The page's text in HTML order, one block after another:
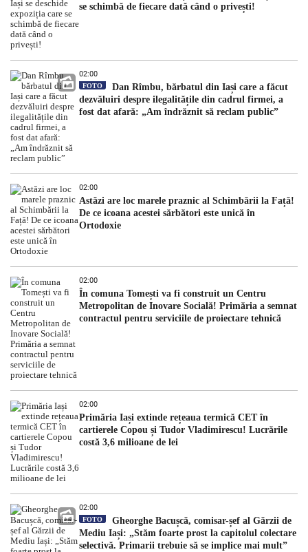
se schimbă de fiecare dată când o privești!
02:00
FOTO
Dan Rîmbu, bărbatul din Iași care a făcut
dezvăluiri despre ilegalitățile din cadrul firmei, a
fost dat afară: „Am îndrăznit să reclam public”
02:00
Astăzi are loc marele praznic al Schimbării la Față!
De ce icoana acestei sărbători este unică în
Ortodoxie
02:00
În comuna Tomești va fi construit un Centru
Metropolitan de Inovare Socială! Primăria a semnat
contractul pentru serviciile de proiectare tehnică
02:00
Primăria Iași extinde rețeaua termică CET în
cartierele Copou și Tudor Vladimirescu! Lucrările
costă 3,6 milioane de lei
02:00
FOTO
Gheorghe Bacușcă, comisar-șef al Gărzii de
Mediu Iași: „Stăm foarte prost la capitolul colectare
selectivă. Primarii trebuie să se implice mai mult”